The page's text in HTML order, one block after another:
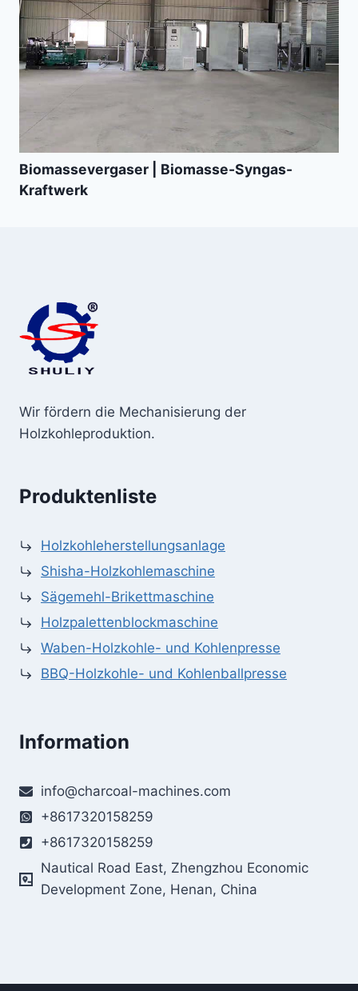
Biomassevergaser | Biomasse-Syngas-
Kraftwerk
Wir fördern die Mechanisierung der
Holzkohleproduktion.
Produktenliste
Holzkohleherstellungsanlage
Shisha-Holzkohlemaschine
Sägemehl-Brikettmaschine
Holzpalettenblockmaschine
Waben-Holzkohle- und Kohlenpresse
BBQ-Holzkohle- und Kohlenballpresse
Information
info@charcoal-machines.com
+8617320158259
+8617320158259
Nautical Road East, Zhengzhou Economic
Development Zone, Henan, China